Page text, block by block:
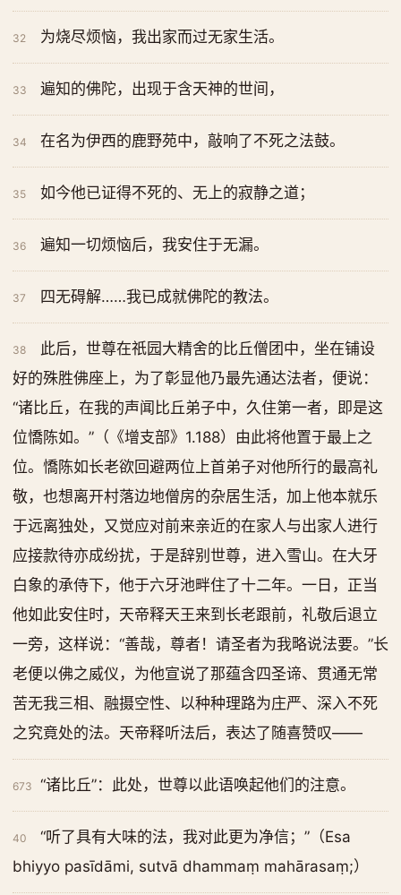
32 为烧尽烦恼，我出家而过无家生活。
33 遍知的佛陀，出现于含天神的世间，
34 在名为伊西的鹿野苑中，敲响了不死之法鼓。
35 如今他已证得不死的、无上的寂静之道；
36 遍知一切烦恼后，我安住于无漏。
37 四无碍解……我已成就佛陀的教法。
38
此后，世尊在祇园大精舍的比丘僧团中，坐在铺设
好的殊胜佛座上，为了彰显他乃最先通达法者，便说：
“诸比丘，在我的声闻比丘弟子中，久住第一者，即是这
位憍陈如。”（《增支部》1.188）由此将他置于最上之
位。憍陈如长老欲回避两位上首弟子对他所行的最高礼
敬，也想离开村落边地僧房的杂居生活，加上他本就乐
于远离独处，又觉应对前来亲近的在家人与出家人进行
应接款待亦成纷扰，于是辞别世尊，进入雪山。在大牙
白象的承侍下，他于六牙池畔住了十二年。一日，正当
他如此安住时，天帝释天王来到长老跟前，礼敬后退立
一旁，这样说：“善哉，尊者！请圣者为我略说法要。”长
老便以佛之威仪，为他宣说了那蕴含四圣谛、贯通无常
苦无我三相、融摄空性、以种种理路为庄严、深入不死
之究竟处的法。天帝释听法后，表达了随喜赞叹——
673 “诸比丘”：此处，世尊以此语唤起他们的注意。
40
“听了具有大味的法，我对此更为净信；”（Esa
bhiyyo pasīdāmi, sutvā dhammaṃ mahārasaṃ;）